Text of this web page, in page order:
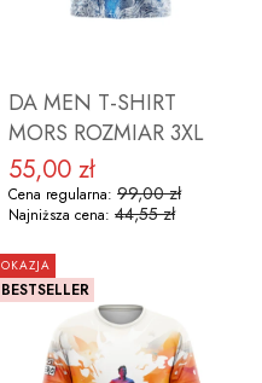
DA MEN T-SHIRT
MORS ROZMIAR 3XL
Cena promocyjna
55,00 zł
Cena regularna: 99,00 zł
Najniższa cena: 44,55 zł
OKAZJA
BESTSELLER